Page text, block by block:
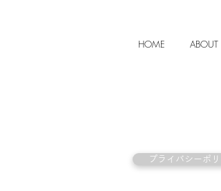
HOME ABOUT
プライバシーポ